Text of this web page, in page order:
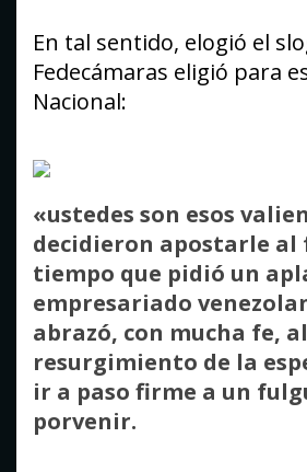
En tal sentido, elogió el
Fedecámaras eligió para
Nacional:
«ustedes son esos
decidieron apostarle al
tiempo que pidió un
empresariado
abrazó, con mucha fe, al
resurgimiento de la
ir a paso firme a un
porvenir.